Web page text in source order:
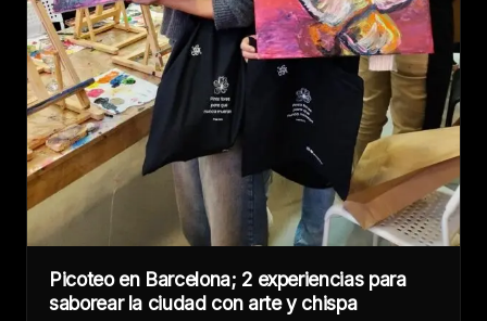
Picoteo en Barcelona; 2 experiencias para
saborear la ciudad con arte y chispa